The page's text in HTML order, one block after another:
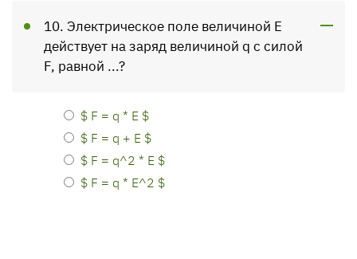
10. Электрическое поле величиной E
действует на заряд величиной q с силой
F, равной ...?
$ F = q * E $
$ F = q + E $
$ F = q^2 * E $
$ F = q * E^2 $